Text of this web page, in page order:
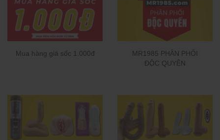
Mua hàng giá sốc 1.000đ
MR1985 PHÂN PHỐI
ĐỘC QUYỀN